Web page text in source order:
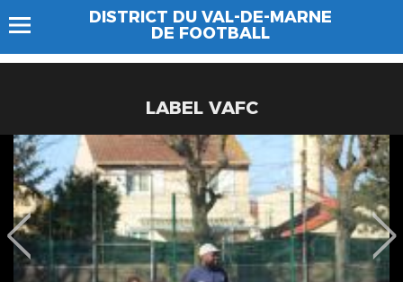
DISTRICT DU VAL-DE-MARNE
DE FOOTBALL
LABEL VAFC